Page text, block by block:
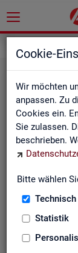
Cookie-
Wir möchten
anpassen. Zu
Cookies ein.
Sie zulassen.
beschrieben.
Bitte wählen
Statistik